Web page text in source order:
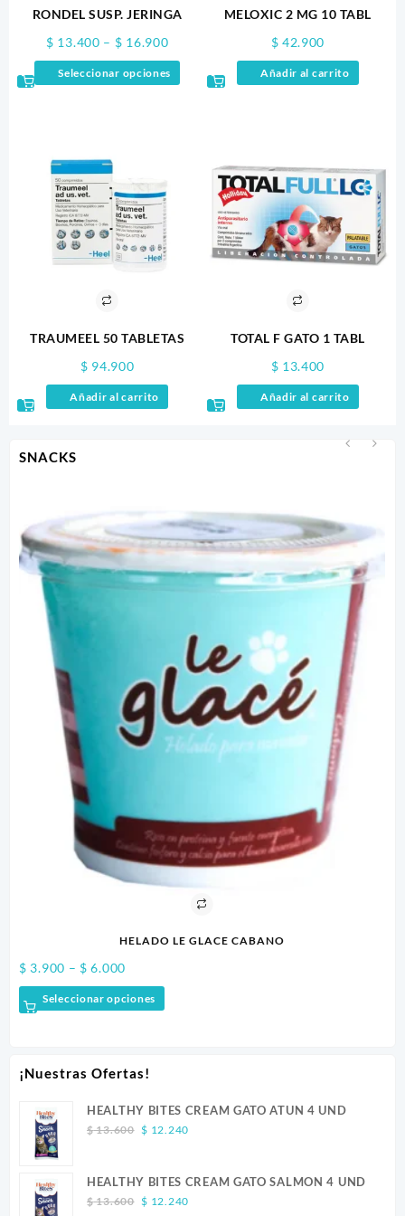
SNACKS
HELADO LE GLACE CABANO
$ 3.900 – $ 6.000Price
range:
$ 3.900
Seleccionar opciones
¡Nuestras Ofertas!
HEALTHY BITES CREAM GATO ATUN 4 UND
$13.600 Original
$ 13.600.
$ 12.240Current
$ 12.240.
HEALTHY BITES CREAM GATO SALMON 4 UND
$13.600 Original
$ 12.240Current
RONDEL SUSP. JERINGA
$ 13.400 – $ 16.900Price
range:
$ 13.400
Seleccionar opciones
producto
opciones
pueden
producto
MELOXIC 2 MG 10 TABL
$ 42.900
Añadir al carrito
TRAUMEEL 50 TABLETAS
$ 94.900
Añadir al carrito
TOTAL F GATO 1 TABL
$ 13.400
Añadir al carrito